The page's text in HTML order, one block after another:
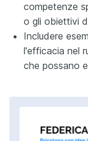
competenze
o gli obiettivi
Includere
l'efficacia nel
che possano